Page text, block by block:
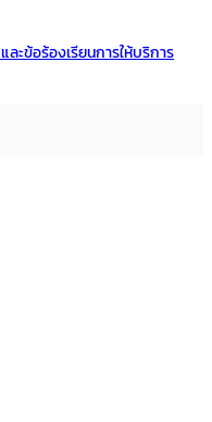
และข้อร้องเรียนการให้บริการ